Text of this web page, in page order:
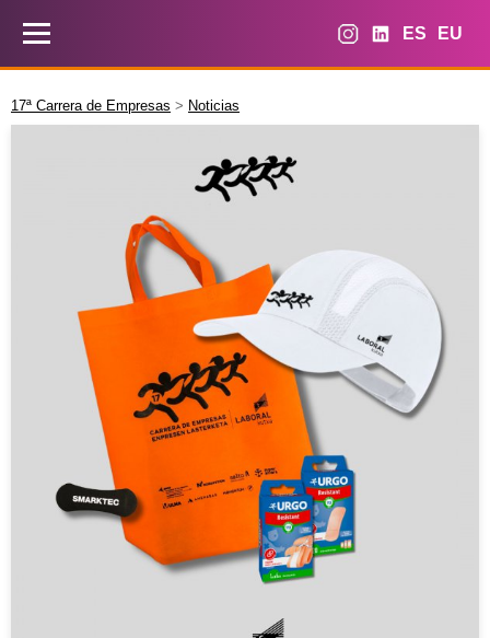
ES EU
17ª Carrera de Empresas > Noticias